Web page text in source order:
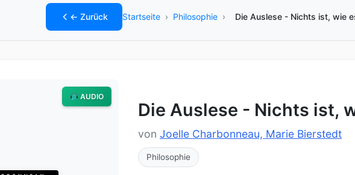
← Zurück Startseite › Philosophie › Die Auslese - Nichts ist, wie
AUDIO
Die Auslese - Nichts ist,
von Joelle Charbonneau, Marie Bierstedt
Philosophie